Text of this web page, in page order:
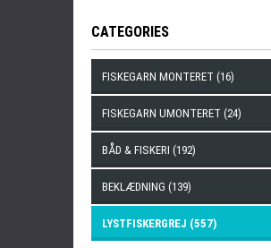
CATEGORIES
FISKEGARN MONTERET (16)
FISKEGARN UMONTERET (24)
BÅD & FISKERI (192)
BEKLÆDNING (139)
LYSTFISKERGREJ (557)